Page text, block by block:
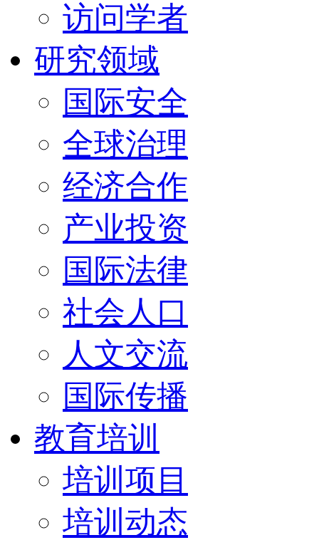
访问学者
研究领域
国际安全
全球治理
经济合作
产业投资
国际法律
社会人口
人文交流
国际传播
教育培训
培训项目
培训动态